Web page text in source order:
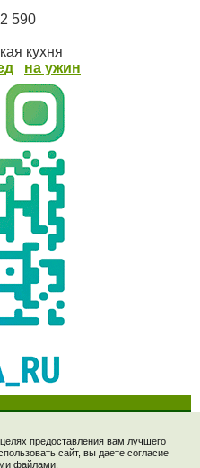
предоставления вам лучшего
сайт, вы даете согласие
файлами.
590
кухня
на ужин
E-mail: